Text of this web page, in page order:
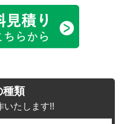
種類
いたします!!